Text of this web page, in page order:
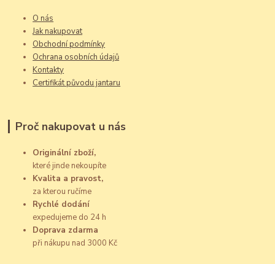
O nás
Jak nakupovat
Obchodní podmínky
Ochrana osobních údajů
Kontakty
Certifikát původu jantaru
Proč nakupovat u nás
Originální zboží,
které jinde nekoupíte
Kvalita a pravost,
za kterou ručíme
Rychlé dodání
expedujeme do 24 h
Doprava zdarma
při nákupu nad 3000 Kč